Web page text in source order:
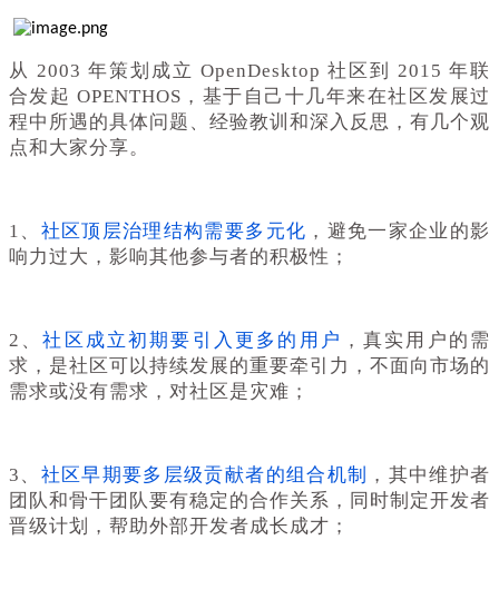
从 2003 年策划成立 OpenDesktop 社区到 2015 年联
合发起 OPENTHOS，基于自己十几年来在社区发展过
程中所遇的具体问题、经验教训和深入反思，有几个观
点和大家分享。
1、 社区顶层治理结构需要多元化 ，避免一家企业的影
响力过大，影响其他参与者的积极性；
2、社区成立初期要引入更多的用户 ，真实用户的需
求，是社区可以持续发展的重要牵引力，不面向市场的
需求或没有需求，对社区是灾难；
3、 社区早期要多层级贡献者的组合机制
，其中维护者
团队和骨干团队要有稳定的合作关系，同时制定开发者
晋级计划，帮助外部开发者成长成才；